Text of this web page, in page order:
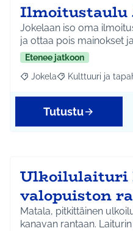
Ilmoitustaulu
Jokelaan iso oma
ja ottaa pois mainokset
Etenee jatkoon
Rajaa tulokset aihepiirin
Jokela Rajaa tulokset
Kulttuuri ja
Tutustu
Ulkoilulaituri
valopuiston
Matala, pitkittäinen
kanavan rantaan.